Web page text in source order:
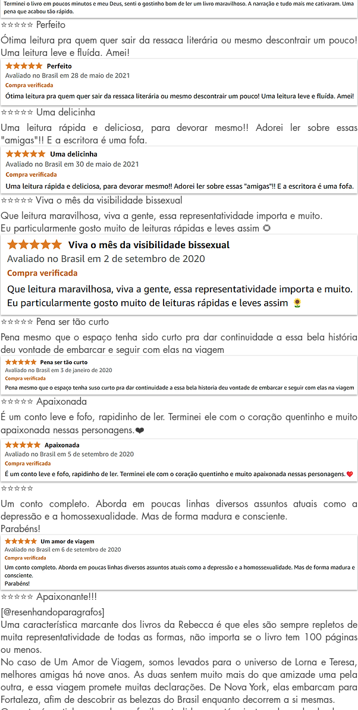
⭐⭐⭐⭐⭐ Perfeito
Ótima leitura pra quem quer sair da ressaca literária ou mesmo descontrair um pouco!
Uma leitura leve e fluída. Amei!
⭐⭐⭐⭐⭐ Uma delicinha
Uma leitura rápida e deliciosa, para devorar mesmo!! Adorei ler sobre essas
"amigas"!! E a escritora é uma fofa.
⭐⭐⭐⭐⭐ Viva o mês da visibilidade bissexual
Que leitura maravilhosa, viva a gente, essa representatividade importa e muito.
Eu particularmente gosto muito de leituras rápidas e leves assim 🌻
⭐⭐⭐⭐⭐ Pena ser tão curto
Pena mesmo que o espaço tenha sido curto pra dar continuidade a essa bela história
deu vontade de embarcar e seguir com elas na viagem
⭐⭐⭐⭐⭐ Apaixonada
É um conto leve e fofo, rapidinho de ler. Terminei ele com o coração quentinho e muito
apaixonada nessas personagens.❤️
⭐⭐⭐⭐⭐
Um conto completo. Aborda em poucas linhas diversos assuntos atuais como a
depressão e a homossexualidade. Mas de forma madura e consciente.
Parabéns!
⭐⭐⭐⭐⭐ Apaixonante!!!
[@resenhandoparagrafos]
Uma característica marcante dos livros da Rebecca é que eles são sempre repletos de
muita representatividade de todas as formas, não importa se o livro tem 100 páginas
ou menos.
No caso de Um Amor de Viagem, somos levados para o universo de Lorna e Teresa,
melhores amigas há nove anos. As duas sentem muito mais do que amizade uma pela
outra, e essa viagem promete muitas declarações. De Nova York, elas embarcam para
Fortaleza, afim de descobrir as belezas do Brasil enquanto decorrem a si mesmas.